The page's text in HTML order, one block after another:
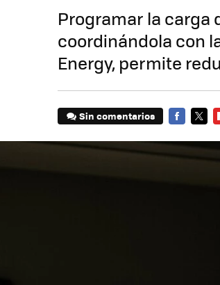
Programar la carga
coordinándola con
Energy, permite
Sin comentarios